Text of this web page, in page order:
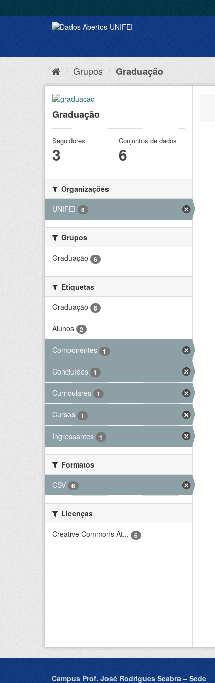
Grupos Graduação
Graduação
Seguidores
3
Conjuntos de dados
6
Organizações
UNIFEI
6
Grupos
Graduação
6
Etiquetas
Graduação
6
Alunos 2
Componentes 1
Concluídos 1
Curriculares 1
Cursos 1
Ingressantes 1
Formatos
CSV
6
Licenças
Creative Commons At...
6
Campus Prof. José Rodrigues Seabra – Sede